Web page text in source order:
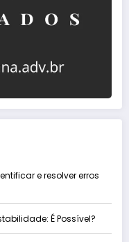
e resolver erros
É Possível?